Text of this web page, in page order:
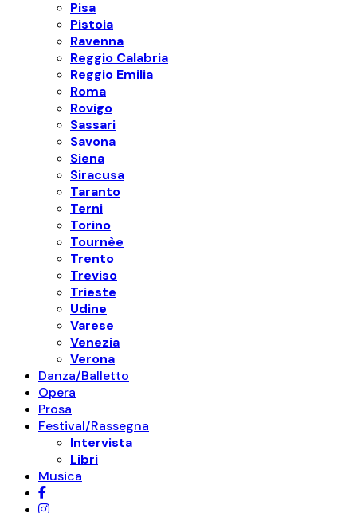
Pisa
Pistoia
Ravenna
Reggio Calabria
Reggio Emilia
Roma
Rovigo
Sassari
Savona
Siena
Siracusa
Taranto
Terni
Torino
Tournèe
Trento
Treviso
Trieste
Udine
Varese
Venezia
Verona
Danza/Balletto
Opera
Prosa
Festival/Rassegna
Intervista
Libri
Musica